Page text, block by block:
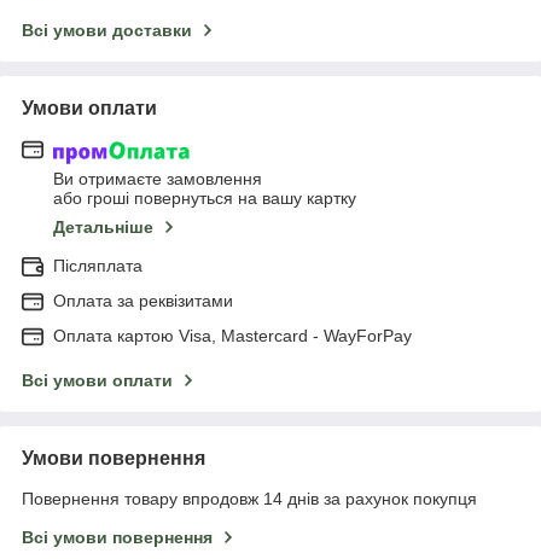
Всі умови доставки
Умови оплати
Ви отримаєте замовлення
або гроші повернуться на вашу картку
Детальніше
Післяплата
Оплата за реквізитами
Оплата картою Visa, Mastercard - WayForPay
Всі умови оплати
Умови повернення
Повернення товару впродовж 14 днів за рахунок покупця
Всі умови повернення